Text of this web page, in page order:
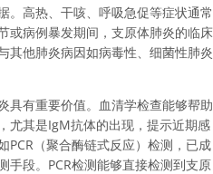
。高热、干咳、呼吸急促等症状通常
或病例暴发期间，支原体肺炎的临床
其他肺炎病因如病毒性、细菌性肺炎
具有重要价值。血清学检查能够帮助
尤其是IgM抗体的出现，提示近期感
PCR（聚合酶链式反应）检测，已成
手段。PCR检测能够直接检测到支原